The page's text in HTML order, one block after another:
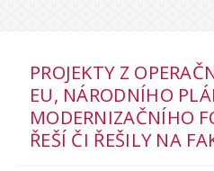
PROJEKTY Z
EU, NÁRODNÍHO
MODERNIZAČNÍHO
ŘEŠÍ ČI ŘEŠILY NA